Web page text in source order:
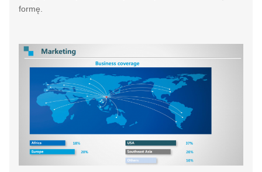
formę.